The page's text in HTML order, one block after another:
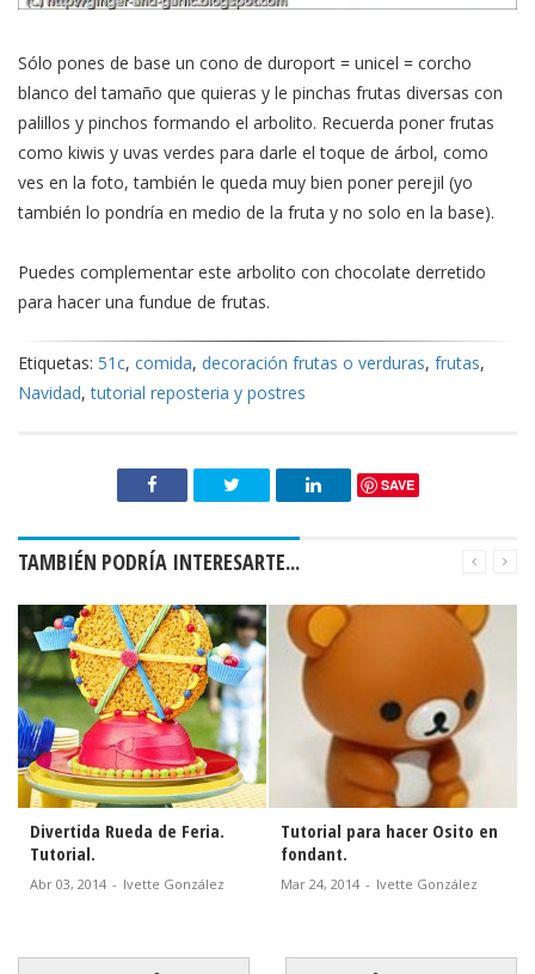
Sólo pones de base un cono de duroport = unicel = corcho
blanco del tamaño que quieras y le pinchas frutas diversas con
palillos y pinchos formando el arbolito. Recuerda poner frutas
como kiwis y uvas verdes para darle el toque de árbol, como
ves en la foto, también le queda muy bien poner perejil (yo
también lo pondría en medio de la fruta y no solo en la base).
Puedes complementar este arbolito con chocolate derretido
para hacer una fundue de frutas.
Etiquetas: 51c, comida, decoración frutas o verduras, frutas,
Navidad,tutorial reposteria y postres
SAVE
TAMBIÉN PODRÍA INTERESARTE...
Divertida Rueda de Feria.
Tutorial.
Abr 03, 2014 - Ivette González
Tutorial para hacer Osito en
fondant.
Mar 24, 2014 - Ivette González